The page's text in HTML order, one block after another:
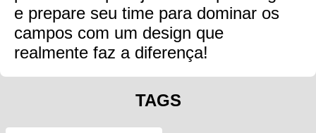
e prepare seu time para dominar os
campos com um design que
realmente faz a diferença!
TAGS